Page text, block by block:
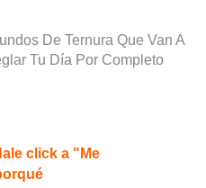
De Ternura Que Van A
Tu Día Por Completo
click a "Me